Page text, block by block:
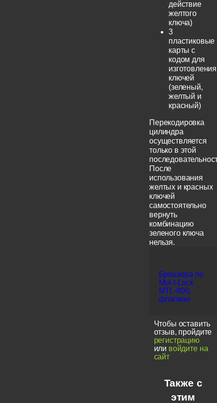
действие
желтого
ключа)
3
пластиковые
карты с
кодом для
изготовления
ключей
(зеленый,
желтый и
красный)
Перекодировка
цилиндра
осуществляется
только в этой
После
использования
желтых и красных
ключей
самостоятельно
вернуть
комбинацию
зеленого ключа
нельзя.
Брошюра по
Mul-t-Lock
MTL-800,
флагман
Чтобы оставить
отзыв, пройдите
регистрацию
или войдите на
сайт
Также с
этим